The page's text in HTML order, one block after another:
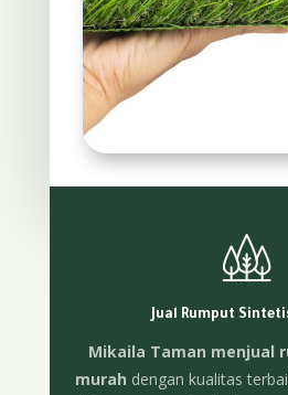
Jual Rumput
Mikaila Taman menjual
murah dengan kualitas